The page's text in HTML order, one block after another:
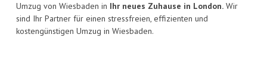
Umzug von Wiesbaden in Ihr neues Zuhause in London. Wir
sind Ihr Partner für einen stressfreien, effizienten und
kostengünstigen Umzug in Wiesbaden.